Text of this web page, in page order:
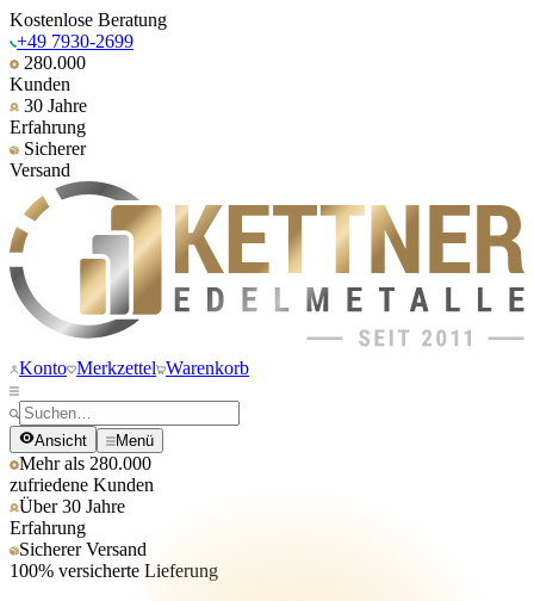
Kostenlose Beratung
+49 7930-2699
280.000
Kunden
30 Jahre
Erfahrung
Sicherer
Versand
Konto Merkzettel Warenkorb
Ansicht Menü
Mehr als 280.000
zufriedene Kunden
Über 30 Jahre
Erfahrung
Sicherer Versand
100% versicherte Lieferung